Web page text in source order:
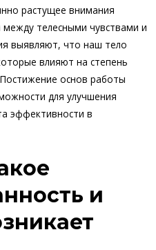
растущее внимания
телесными чувствами и
выявляют, что наш тело
влияют на степень
основ работы
для улучшения
эффективности в
и